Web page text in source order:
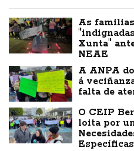
As
Xunta"
NEAE
A ANPA
á
falta de
O CEIP
loita por
Específicas